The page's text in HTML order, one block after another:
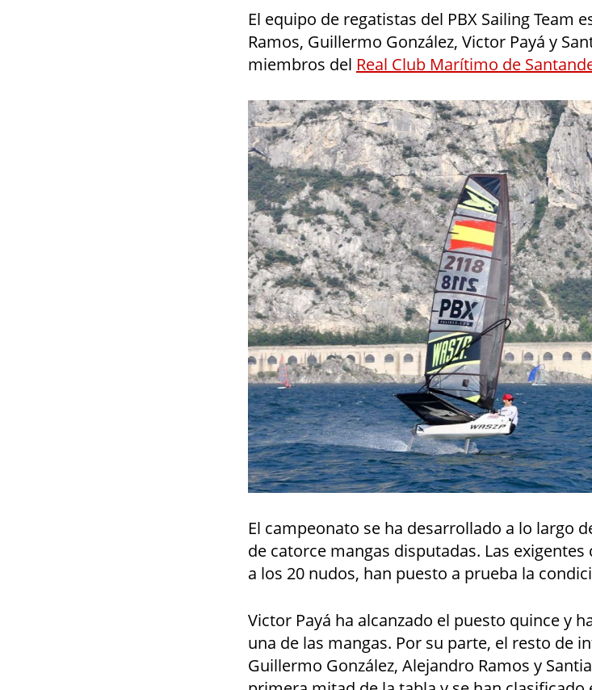
El equipo de regatistas del PBX Sailing Team
Ramos, Guillermo González, Victor Payá y
miembros del Real Club Marítimo de
El campeonato se ha desarrollado a lo largo
de catorce mangas disputadas. Las
a los 20 nudos, han puesto a prueba la
Victor Payá ha alcanzado el puesto quince y
una de las mangas. Por su parte, el resto de
Guillermo González, Alejandro Ramos y